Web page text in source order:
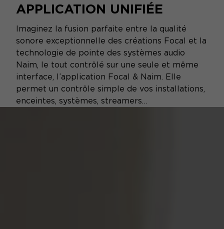
APPLICATION UNIFIÉE
Imaginez la fusion parfaite entre la qualité
sonore exceptionnelle des créations Focal et la
technologie de pointe des systèmes audio
Naim, le tout contrôlé sur une seule et même
interface, l’application Focal & Naim. Elle
permet un contrôle simple de vos installations,
enceintes, systèmes, streamers…